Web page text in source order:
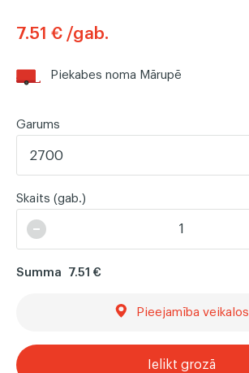
7.51 € /gab.
Piekabes noma Mārupē
Garums
2700
Skaits (gab.)
Summa 7.51 €
Pieejamība veikalos
Ielikt grozā